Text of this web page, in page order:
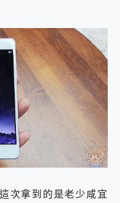
次拿到的是老少咸宜